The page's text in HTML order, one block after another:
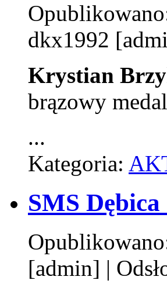
dkx1992
Krystian
brązowy
...
Kategoria:
SMS
[admin] |